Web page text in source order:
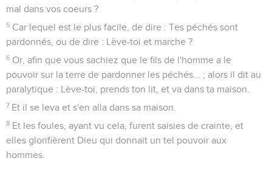
mal dans vos coeurs ?
5 Car lequel est le plus facile, de dire : Tes péchés sont
pardonnés, ou de dire : Lève-toi et marche ?
6 Or, afin que vous sachiez que le fils de l'homme a le
pouvoir sur la terre de pardonner les péchés... ; alors il dit au
paralytique : Lève-toi, prends ton lit, et va dans ta maison.
7 Et il se leva et s'en alla dans sa maison.
8 Et les foules, ayant vu cela, furent saisies de crainte, et
elles glorifièrent Dieu qui donnait un tel pouvoir aux
hommes.